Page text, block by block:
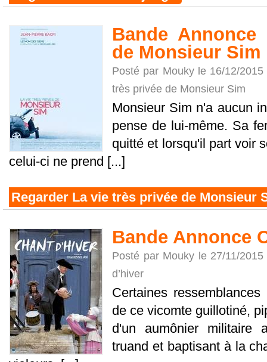
Bande
de Monsieur Sim
Posté par Mouky le 16/12/
très privée de Monsieur Sim
Monsieur Sim n'a aucun
pense de lui-même. Sa
quitté et lorsqu'il part voir
celui-ci ne prend [...]
Regarder La vie très privée de Monsieur
Bande Annonce
Posté par Mouky le 27/11/
d’hiver
Certaines
de ce vicomte guillotiné,
d'un aumônier militaire
truand et baptisant à la